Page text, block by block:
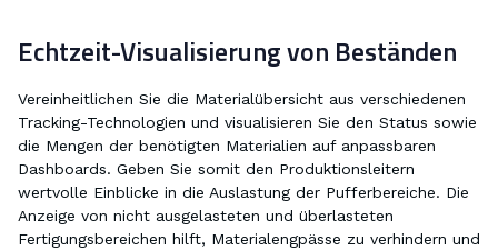
Echtzeit-Visualisierung von Beständen
Vereinheitlichen Sie die Materialübersicht aus verschiedenen
Tracking-Technologien und visualisieren Sie den Status sowie
die Mengen der benötigten Materialien auf anpassbaren
Dashboards. Geben Sie somit den Produktionsleitern
wertvolle Einblicke in die Auslastung der Pufferbereiche. Die
Anzeige von nicht ausgelasteten und überlasteten
Fertigungsbereichen hilft, Materialengpässe zu verhindern und